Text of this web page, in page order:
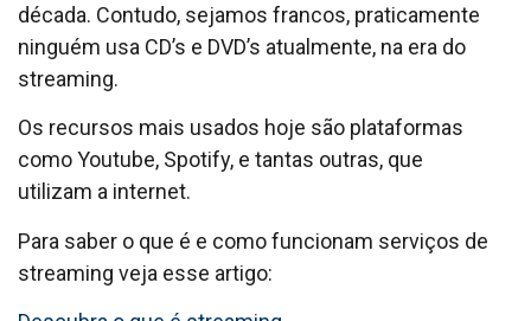
década. Contudo, sejamos francos, praticamente
ninguém usa CD’s e DVD’s atualmente, na era do
streaming.
Os recursos mais usados hoje são plataformas
como Youtube, Spotify, e tantas outras, que
utilizam a internet.
Para saber o que é e como funcionam serviços de
streaming veja esse artigo: